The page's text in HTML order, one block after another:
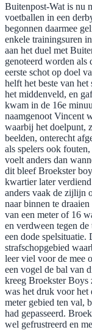
Buitenpost-Wat is nu
voetballen in een
begonnen daarmee
enkele trainingsuren
aan het duel met
genoteerd worden als
eerste schot op doel
helft het beste van
het middenveld, en
kwam in de 16e
naamgenoot Vincent
waarbij het doelpunt,
beelden, onterecht
als spelers ook
voelt anders dan
dit bleef Broekster
kwartier later
anders vaak de zijlijn
naar binnen te
van een meter of 16
en verdween tegen
een dode spelsituatie.
strafschopgebied
leer viel voor de mee
een vogel de bal van
kreeg Broekster Boys
was het druk voor het
meter gebied ten val,
had gepasseerd.
wel gefrustreerd en